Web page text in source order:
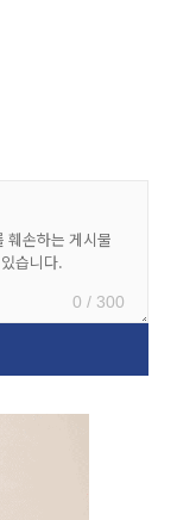
0 / 300